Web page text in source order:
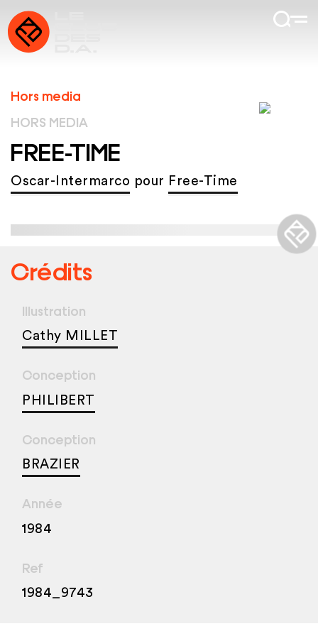
Hors media
HORS MEDIA
FREE-TIME
Oscar-Intermarco pour Free-Time
Crédits
Illustration
Cathy MILLET
Conception
PHILIBERT
Conception
BRAZIER
Année
1984
Ref
1984_9743